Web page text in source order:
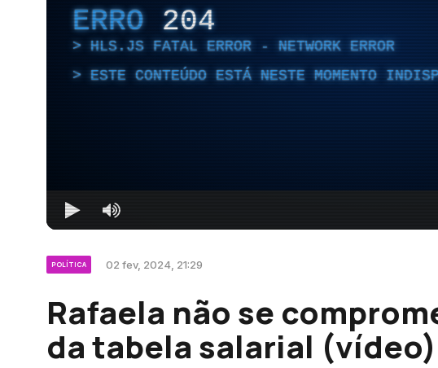
ERRO 204
HLS.JS FATAL ERROR - NETWORK ERROR
ESTE CONTEÚDO ESTÁ NESTE MOMENTO
POLÍTICA 02 fev, 2024, 21:29
Rafaela não se
da tabela salarial (vídeo)